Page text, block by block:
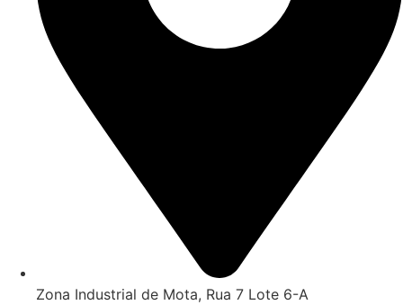
Zona Industrial de Mota, Rua 7 Lote 6-A